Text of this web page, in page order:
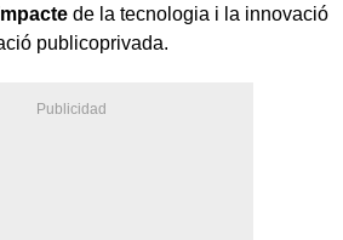
de la tecnologia i la innovació
publicoprivada.